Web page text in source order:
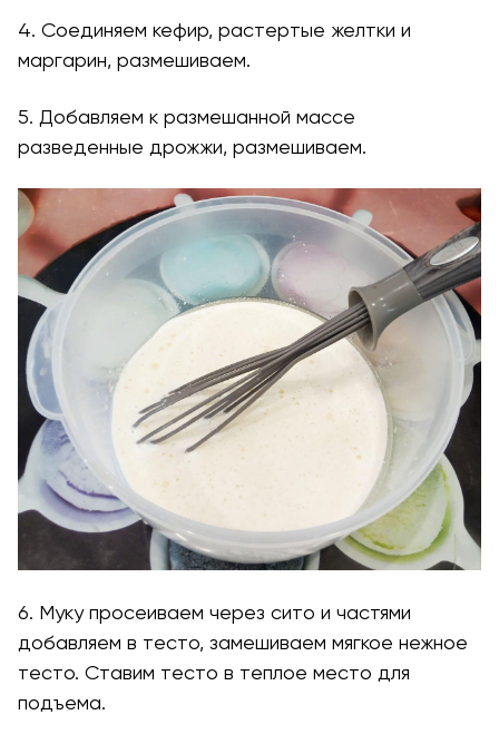
4. Соединяем кефир, растертые желтки и
маргарин, размешиваем.
5. Добавляем к размешанной массе
разведенные дрожжи, размешиваем.
6. Муку просеиваем через сито и частями
добавляем в тесто, замешиваем мягкое нежное
тесто. Ставим тесто в теплое место для
подъема.